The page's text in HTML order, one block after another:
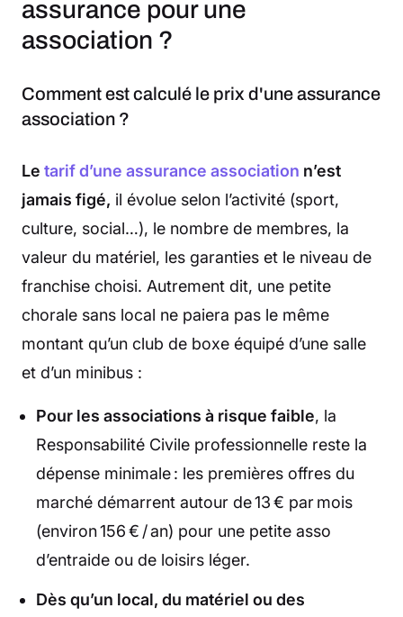
assurance pour une
association ?
Comment est calculé le prix d'une assurance
association ?
Le tarif d’une assurance association n’est
jamais figé, il évolue selon l’activité (sport,
culture, social…), le nombre de membres, la
valeur du matériel, les garanties et le niveau de
franchise choisi. Autrement dit, une petite
chorale sans local ne paiera pas le même
montant qu’un club de boxe équipé d’une salle
et d’un minibus :
Pour les associations à risque faible, la
Responsabilité Civile professionnelle reste la
dépense minimale : les premières offres du
marché démarrent autour de 13 € par mois
(environ 156 € / an) pour une petite asso
d’entraide ou de loisirs léger.
Dès qu’un local, du matériel ou des